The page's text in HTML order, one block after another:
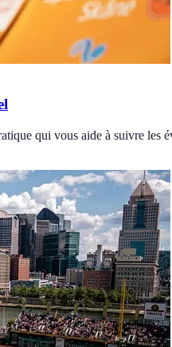
qui vous aide à suivre les